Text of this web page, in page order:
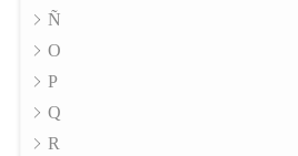
Ñ
O
P
Q
R